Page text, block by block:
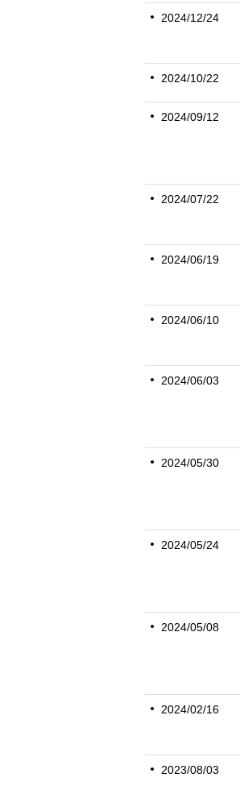
2024/12/24
2024/10/22
2024/09/12
2024/07/22
2024/06/19
2024/06/10
2024/06/03
2024/05/30
2024/05/24
2024/05/08
2024/02/16
2023/08/03